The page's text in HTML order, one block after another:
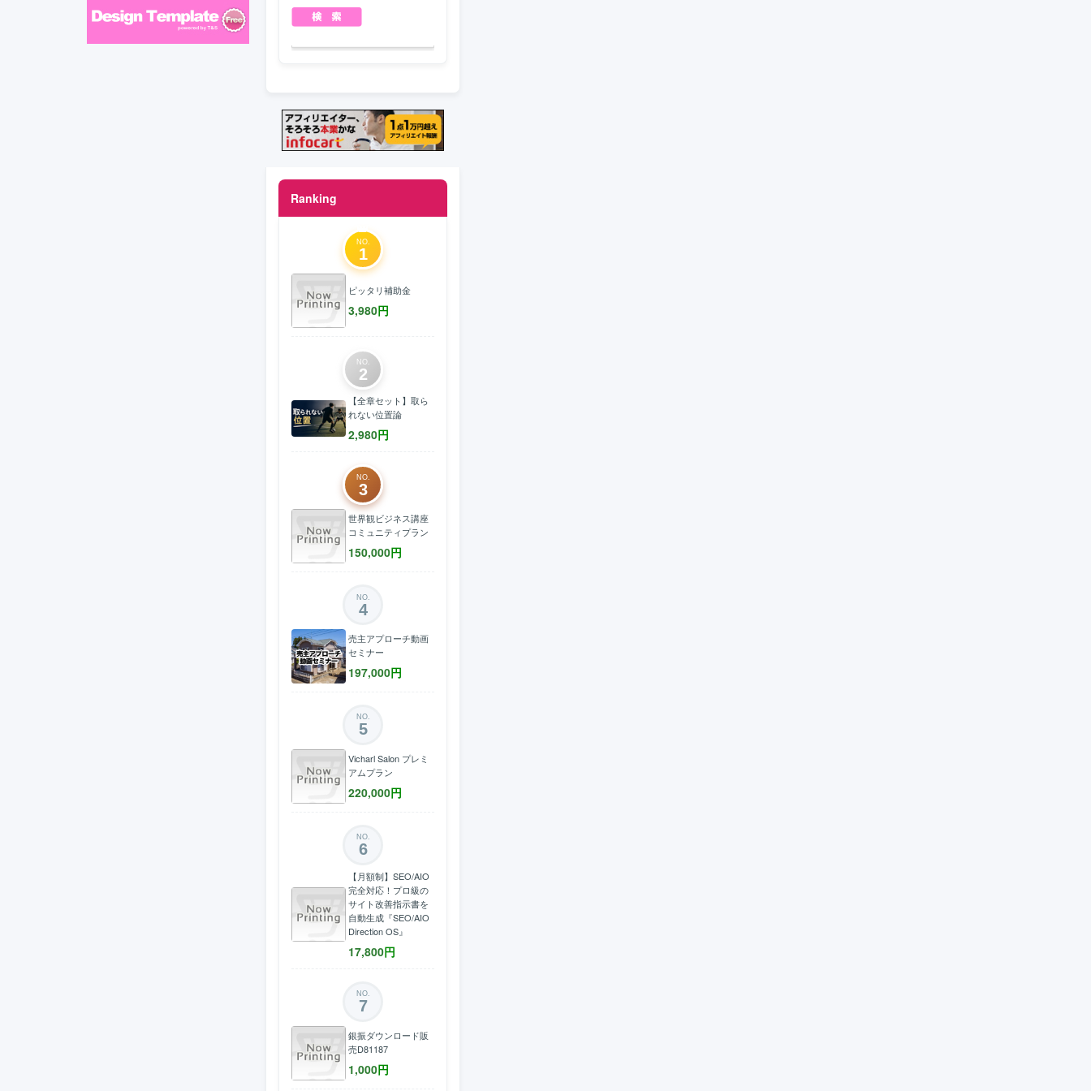
Ranking
NO.
1
ピッタリ補助金
3,980円
NO.
2
【全章セット】取ら
れない位置論
2,980円
NO.
3
世界観ビジネス講座
コミュニティプラン
150,000円
NO.
4
売主アプローチ動画
セミナー
197,000円
NO.
5
Vicharl Salon プレミ
アムプラン
220,000円
NO.
6
【月額制】SEO/AIO
完全対応！プロ級の
サイト改善指示書を
自動生成『SEO/AIO
Direction OS』
17,800円
NO.
7
銀振ダウンロード販
売D81187
1,000円